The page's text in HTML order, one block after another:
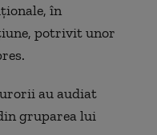
în
potrivit unor
au audiat
gruparea lui